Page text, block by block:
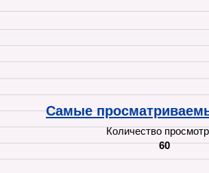
Самые
Количество
60